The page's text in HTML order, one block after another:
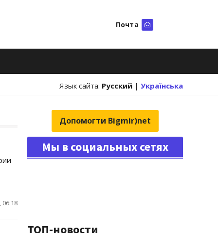
Почта
Язык сайта: Русский | Українська
06:18
Допомогти Bigmir)net
Мы в социальных сетях
ТОП-новости